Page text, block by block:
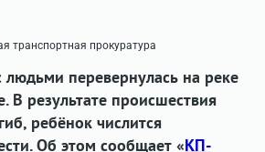
транспортная прокуратура
перевернулась на реке
В результате происшествия
ребёнок числится
Об этом сообщает «КП-